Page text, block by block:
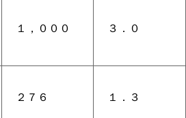
１，０００ ３．０
２７６ １．３